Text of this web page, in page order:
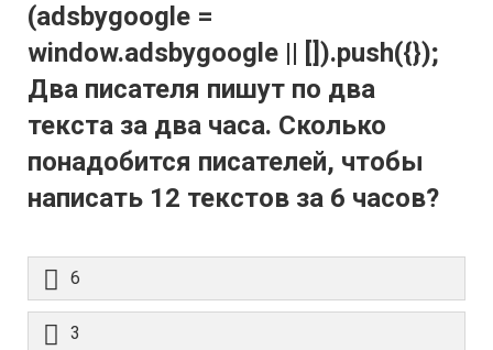
(adsbygoogle =
window.adsbygoogle || []).push({});
Два писателя пишут по два
текста за два часа. Сколько
понадобится писателей, чтобы
написать 12 текстов за 6 часов?
6
3